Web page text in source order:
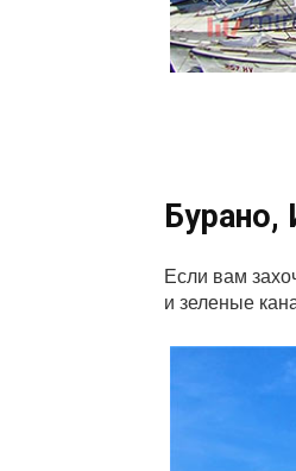
Бурано,
Если вам
и зеленые